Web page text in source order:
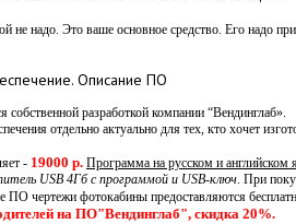
не надо. Это ваше основное средство. Его надо
Описание ПО
разработкой компании “Вендинглаб».
отдельно актуально для тех, кто хочет
- 19000 р. Программа на русском и английском
USB 4Гб с программой и USB-ключ. При
ПО чертежи фотокабины предоставляются
на ПО"Вендинглаб", скидка 20%.